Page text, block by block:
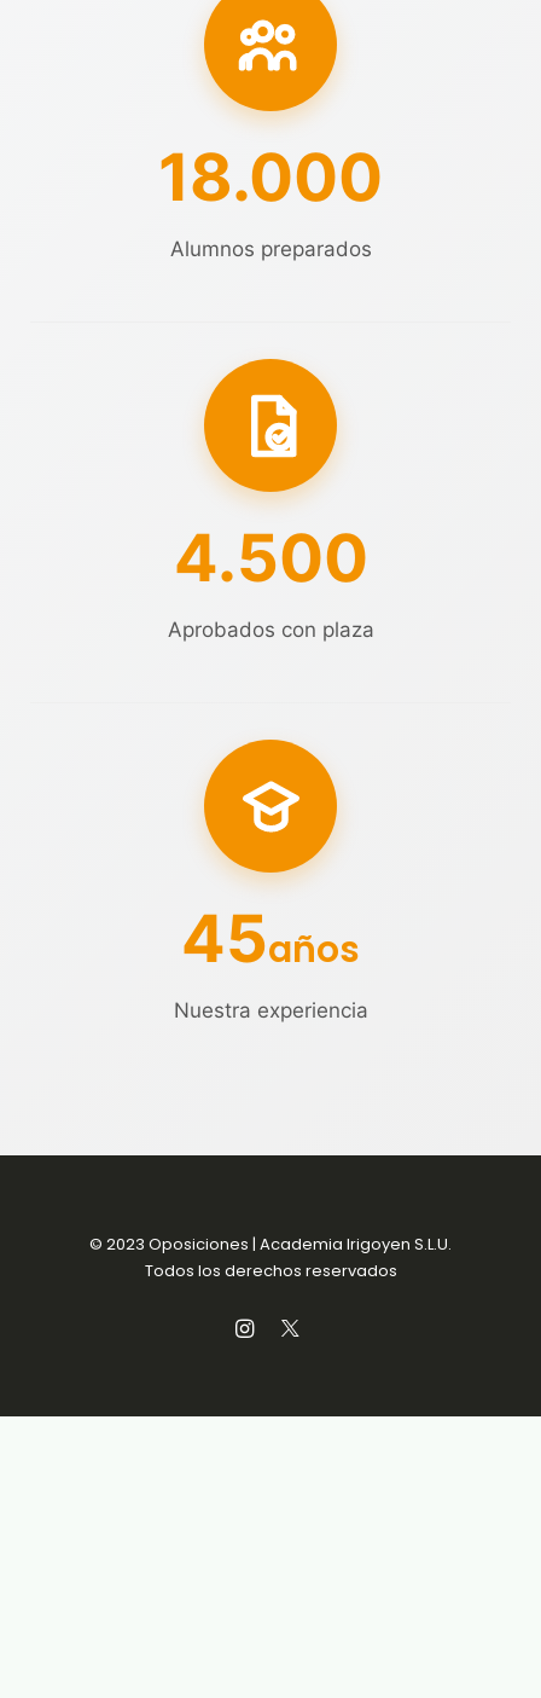
18.000
Alumnos preparados
4.500
Aprobados con plaza
45años
Nuestra experiencia
© 2023 Oposiciones | Academia Irigoyen S.L.U.
Todos los derechos reservados